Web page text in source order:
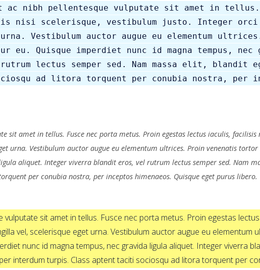
ac nibh pellentesque vulputate sit amet in tellus.
nisi scelerisque, vestibulum justo. Integer orci
Vestibulum auctor augue eu elementum
eu. Quisque imperdiet nunc id magna tempus, nec
lectus semper sed. Nam massa elit, blandit
ad litora torquent per conubia nostra, per
sit amet in tellus. Fusce nec porta metus. Proin egestas lectus iaculis, facilisis
urna. Vestibulum auctor augue eu elementum ultrices. Proin venenatis
aliquet. Integer viverra blandit eros, vel rutrum lectus semper sed. Nam
per conubia nostra, per inceptos himenaeos. Quisque eget purus libero.
sit amet in tellus. Fusce nec porta metus. Proin egestas
vel, scelerisque eget urna. Vestibulum auctor augue eu elementum
nunc id magna tempus, nec gravida ligula aliquet. Integer viverra
interdum turpis. Class aptent taciti sociosqu ad litora torquent per